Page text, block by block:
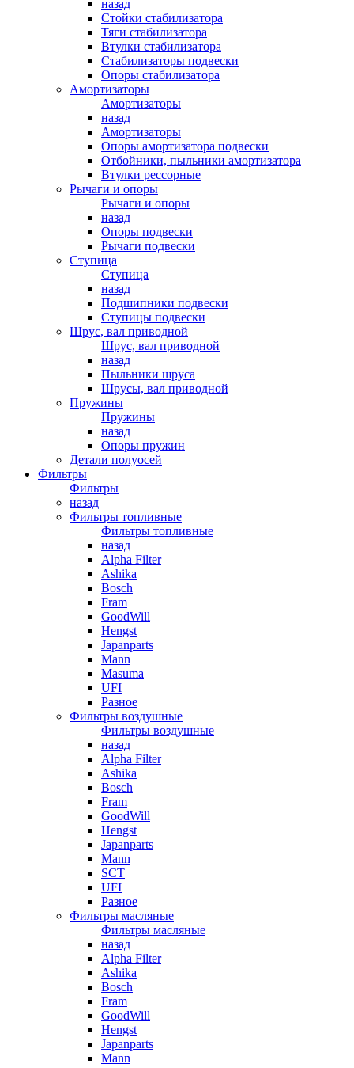
назад
Стойки стабилизатора
Тяги стабилизатора
Втулки стабилизатора
Стабилизаторы подвески
Опоры стабилизатора
Амортизаторы
Амортизаторы
назад
Амортизаторы
Опоры амортизатора подвески
Отбойники, пыльники амортизатора
Втулки рессорные
Рычаги и опоры
Рычаги и опоры
назад
Опоры подвески
Рычаги подвески
Ступица
Ступица
назад
Подшипники подвески
Ступицы подвески
Шрус, вал приводной
Шрус, вал приводной
назад
Пыльники шруса
Шрусы, вал приводной
Пружины
Пружины
назад
Опоры пружин
Детали полуосей
Фильтры
Фильтры
назад
Фильтры топливные
Фильтры топливные
назад
Alpha Filter
Ashika
Bosch
Fram
GoodWill
Hengst
Japanparts
Mann
Masuma
UFI
Разное
Фильтры воздушные
Фильтры воздушные
назад
Alpha Filter
Ashika
Bosch
Fram
GoodWill
Hengst
Japanparts
Mann
SCT
UFI
Разное
Фильтры масляные
Фильтры масляные
назад
Alpha Filter
Ashika
Bosch
Fram
GoodWill
Hengst
Japanparts
Mann